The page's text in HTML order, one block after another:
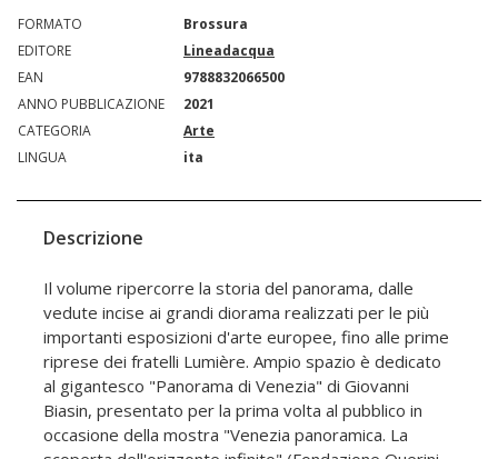
FORMATO
Brossura
EDITORE
Lineadacqua
EAN
9788832066500
ANNO PUBBLICAZIONE
2021
CATEGORIA
Arte
LINGUA
ita
Descrizione
Il volume ripercorre la storia del panorama, dalle
vedute incise ai grandi diorama realizzati per le più
importanti esposizioni d'arte europee, fino alle prime
riprese dei fratelli Lumière. Ampio spazio è dedicato
al gigantesco "Panorama di Venezia" di Giovanni
Biasin, presentato per la prima volta al pubblico in
occasione della mostra "Venezia panoramica. La